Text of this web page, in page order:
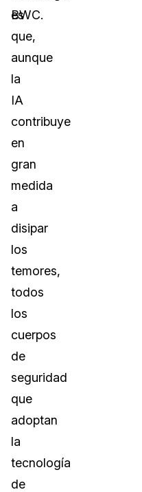
es
que,
aunque
la
IA
contribuye
en
gran
medida
a
disipar
los
temores,
todos
los
cuerpos
de
seguridad
que
adoptan
la
tecnología
de
BWC.